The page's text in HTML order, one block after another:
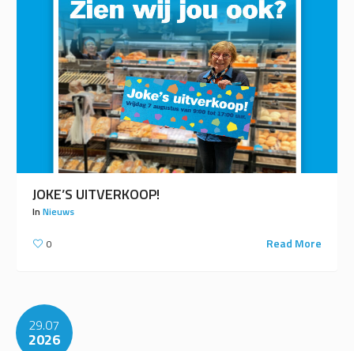
JOKE’S UITVERKOOP!
In Nieuws
Read More
0
29.07
2026